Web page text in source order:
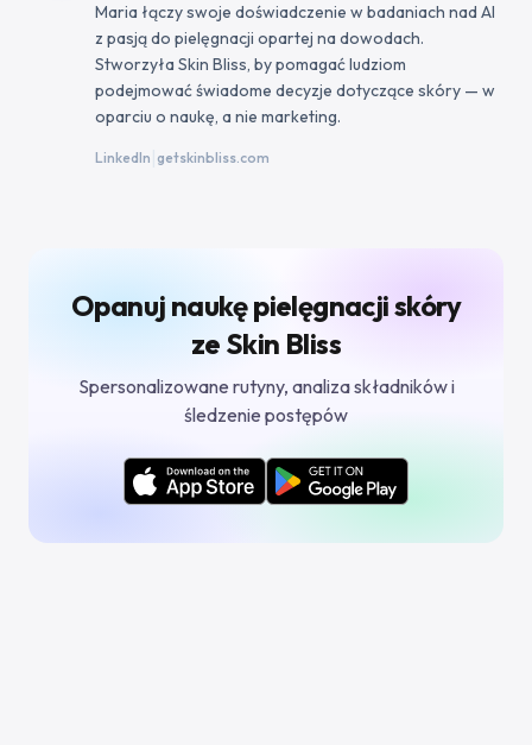
Maria łączy swoje doświadczenie w badaniach nad AI
z pasją do pielęgnacji opartej na dowodach.
Stworzyła Skin Bliss, by pomagać ludziom
podejmować świadome decyzje dotyczące skóry — w
oparciu o naukę, a nie marketing.
LinkedIn getskinbliss.com
Opanuj naukę pielęgnacji skóry
ze Skin Bliss
Spersonalizowane rutyny, analiza składników i
śledzenie postępów